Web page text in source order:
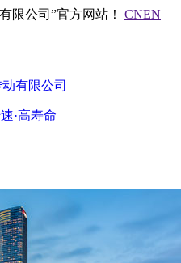
限公司”官方网站！ CNEN
有限公司
·高寿命